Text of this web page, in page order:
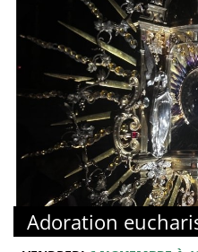
Adoration